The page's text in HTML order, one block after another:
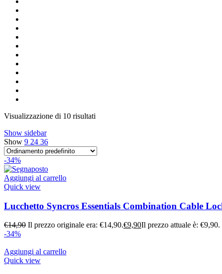
Visualizzazione di 10 risultati
Show sidebar
Show 9 24 36
-34%
Aggiungi al carrello
Quick view
Lucchetto Syncros Essentials Combination Cable
€14,90 Il prezzo originale era: €14,90.€9,90Il prezzo attuale è: €9,90.
-34%
Aggiungi al carrello
Quick view